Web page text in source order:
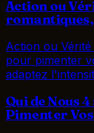
Action ou
Action ou
pour pimenter
adaptez
Qui de Nous
Pimenter